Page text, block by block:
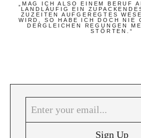
Unterwegs
Zeitgeist
„MAG ICH ALSO EINEM BERUF
LANDLÄUFIG EIN
ZUZEITEN AUFGEREGTES
WIRD, SO HABE ICH DOCH NIE
DERGLEICHEN REGUNGEN
STÖRTEN.“